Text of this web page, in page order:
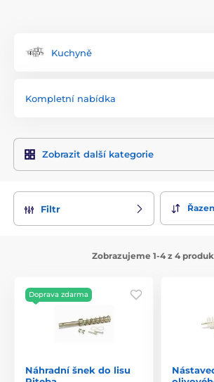
Kuchyně
Kompletní nabídka
Zobrazit další kategorie
Filtr
Zobrazujeme 1-4 z 4
Doprava zdarma
Náhradní šnek do lisu